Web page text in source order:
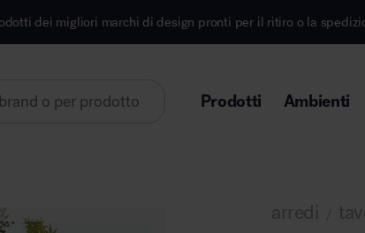
di design pronti per il ritiro o la spedizione
Prodotti Ambienti
arredi